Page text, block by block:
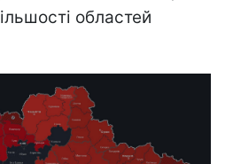
областей